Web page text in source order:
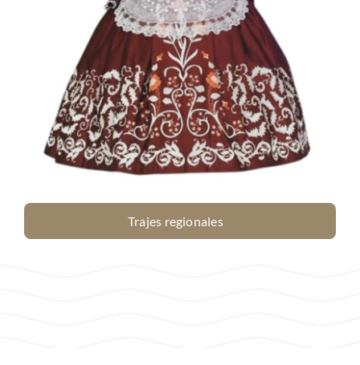
Trajes regionales